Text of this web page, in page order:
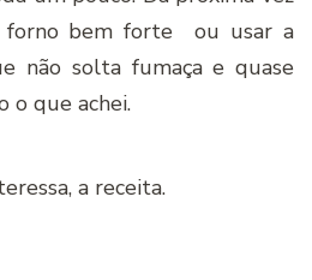
forno bem forte ou usar a
não solta fumaça e quase
o que achei.
a receita.